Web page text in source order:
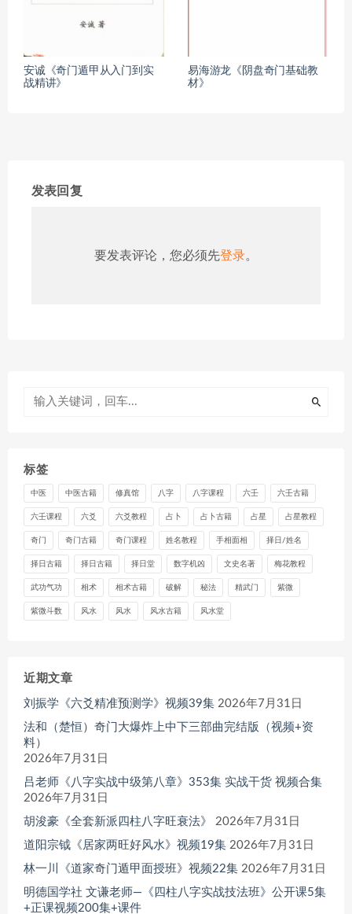
安诚《奇门遁甲从入门到实
战精讲》
易海游龙《阴盘奇门基础教
材》
发表回复
要发表评论，您必须先登录。
标签
中医 中医古籍 修真馆 八字 八字课程 六壬 六壬古籍
六壬课程 六爻 六爻教程 占卜 占卜古籍 占星 占星教程
奇门 奇门古籍 奇门课程 姓名教程 手相面相 择日/姓名
择日古籍 择日古籍 择日堂 数字机凶 文史名著 梅花教程
武功气功 相术 相术古籍 破解 秘法 精武门 紫微
紫微斗数 风水 风水 风水古籍 风水堂
近期文章
刘振学《六爻精准预测学》视频39集 2026年7月31日
法和（楚恒）奇门大爆炸上中下三部曲完结版（视频+资
料）
2026年7月31日
吕老师《八字实战中级第八章》353集 实战干货 视频合集
2026年7月31日
胡浚豪《全套新派四柱八字旺衰法》
2026年7月31日
道阳宗钺《居家两旺好风水》视频19集 2026年7月31日
林一川《道家奇门遁甲面授班》视频22集 2026年7月31日
明德国学社 文谦老师—《四柱八字实战技法班》公开课5集
+正课视频200集+课件